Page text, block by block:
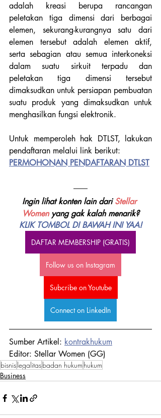
adalah kreasi berupa rancangan
peletakan tiga dimensi dari berbagai
elemen, sekurang-kurangnya satu dari
elemen tersebut adalah elemen aktif,
serta sebagian atau semua interkoneksi
dalam suatu sirkuit terpadu dan
peletakan tiga dimensi tersebut
dimaksudkan untuk persiapan pembuatan
suatu produk yang dimaksudkan untuk
menghasilkan fungsi elektronik.
Untuk memperoleh hak DTLST, lakukan
pendaftaran melalui link berikut:
PERMOHONAN PENDAFTARAN DTLST
Ingin lihat konten lain dari Stellar
Women yang gak kalah menarik?
KLIK TOMBOL DI BAWAH INI YAA!
DAFTAR MEMBERSHIP (GRATIS)
Follow us on Instagram
Subcribe on Youtube
Connect on LinkedIn
Sumber Artikel: kontrakhukum
Editor: Stellar Women (GG)
bisnis legalitasbadan hukum hukum
Business